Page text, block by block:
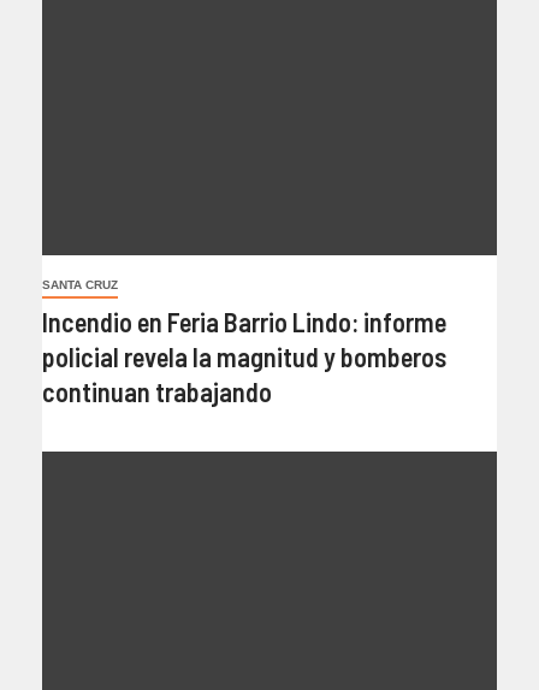
SANTA CRUZ
Incendio en Feria Barrio Lindo: informe
policial revela la magnitud y bomberos
continuan trabajando